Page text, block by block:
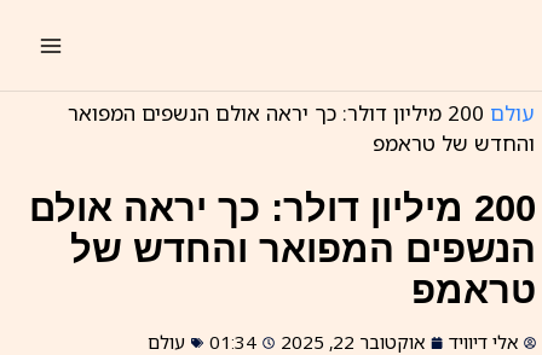
עולם
200 מיליון דולר: כך יראה אולם הנשפים המפואר
והחדש של טראמפ
200 מיליון דולר: כך יראה אולם
הנשפים המפואר והחדש של
טראמפ
אלי דיוויד אוקטובר 22, 2025 01:34 עולם